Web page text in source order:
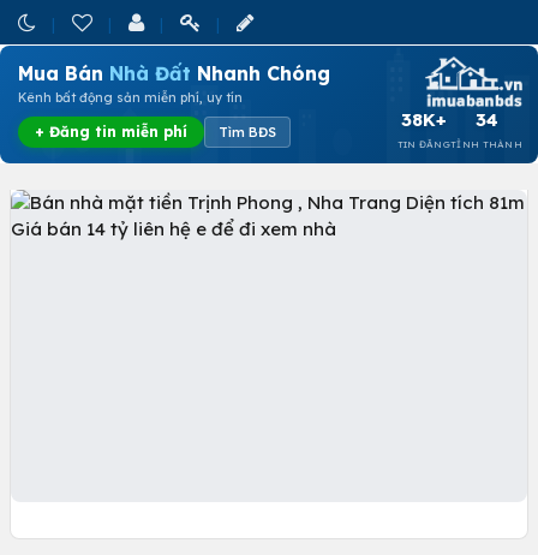
Mua Bán Nhà Đất Nhanh Chóng
Kênh bất động sản miễn phí, uy tín
+ Đăng tin miễn phí Tìm BĐS
38K+
TIN ĐĂNG
34
TỈNH THÀNH